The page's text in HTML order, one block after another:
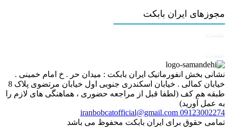
مجوزهای ایران بابکت
نشانی بخش انفورماتیک ایران بابکت : میدان حر . خ امام خمینی .
خیابان کمالی . خیابان اسکندری جنوبی اول خیابان مرتضوی پلاک 8
طبقه هم کف (لطفا قبل از مراجعه حضوری ، هماهنگی های لازم را
به عمل آورید)
09123002274
iranbobcatofficial@gmail.com
تمامی حقوق برای ایران بابکت محفوظ می باشد